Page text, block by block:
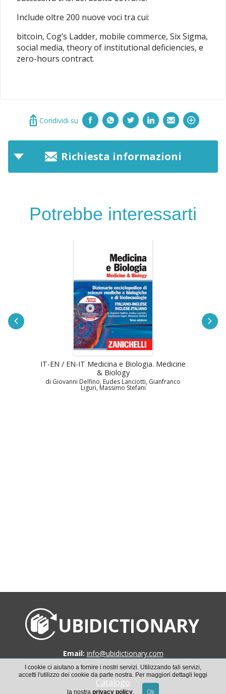
Include oltre 200 nuove voci tra cui:
bitcoin, Cog’s Ladder, mobile commerce, Six Sigma,
social media, theory of institutional deficiencies, e
zero-hours contract.
Condividi su
Richiesta informazioni
Potrebbe interessarti
IT-EN / EN-IT Medicina e Biologia. Medicine
& Biology
di Giovanni Delfino, Eudes Lanciotti, Gianfranco
Liguri, Massimo Stefani
Email: info@ubidictionary.com
Catalogo
I cookie ci aiutano a fornire i nostri servizi. Utilizzando tali servizi,
accetti l'utilizzo dei cookie da parte nostra. Per maggiori dettagli leggi
la nostra privacy policy.